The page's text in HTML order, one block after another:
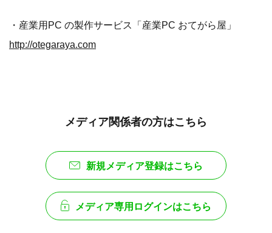
・産業用PC の製作サービス「産業PC おてがら屋」
http://otegaraya.com
メディア関係者の方はこちら
新規メディア登録はこちら
メディア専用ログインはこちら